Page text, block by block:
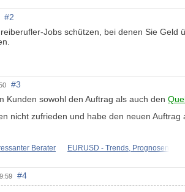
#2
Jobs schützen, bei denen Sie
#3
Kunden sowohl den Auftrag als auch den
nicht zufrieden und habe den neuen
Berater EURUSD - Trends, Prognosen
#4